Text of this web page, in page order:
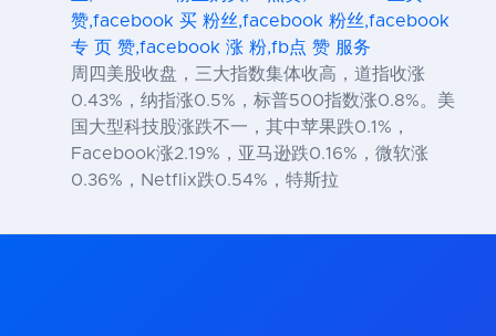
赞,facebook 买 粉丝,facebook 粉丝,facebook
专 页 赞,facebook 涨 粉,fb点 赞 服务
周四美股收盘，三大指数集体收高，道指收涨
0.43%，纳指涨0.5%，标普500指数涨0.8%。美
国大型科技股涨跌不一，其中苹果跌0.1%，
Facebook涨2.19%，亚马逊跌0.16%，微软涨
0.36%，Netflix跌0.54%，特斯拉